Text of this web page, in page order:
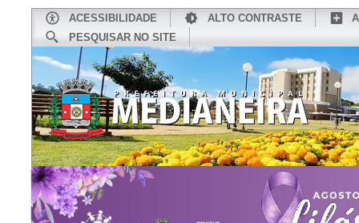
ACESSIBILIDADE ALTO CONTRASTE
PESQUISAR NO SITE
CONHEÇA MEDIANEIRA